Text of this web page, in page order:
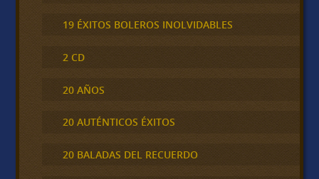
19 ÉXITOS BOLEROS INOLVIDABLES
2 CD
20 AÑOS
20 AUTÉNTICOS ÉXITOS
20 BALADAS DEL RECUERDO